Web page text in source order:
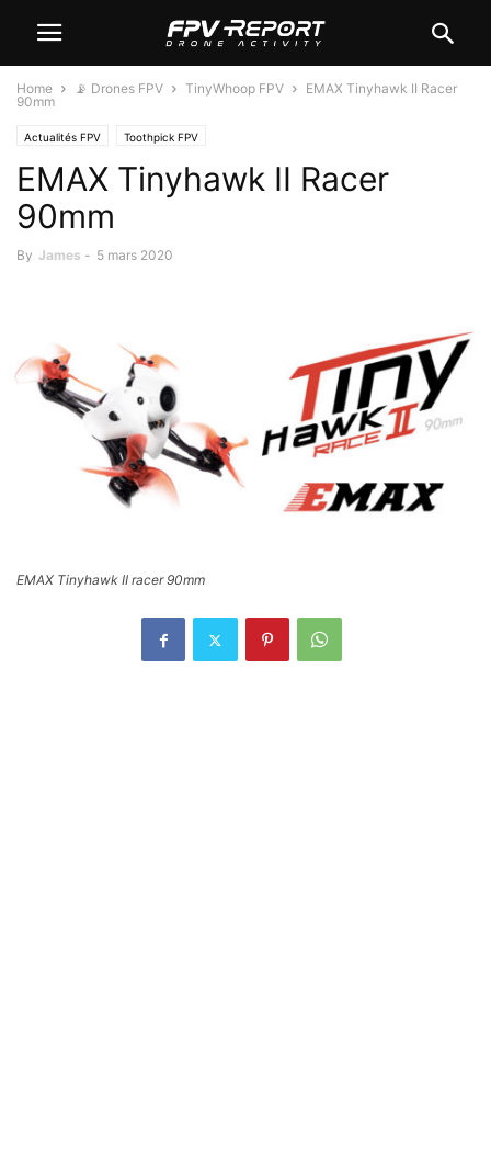
Home 📡 Drones FPV TinyWhoop FPV
EMAX Tinyhawk II Racer
90mm
Actualités FPV Toothpick FPV
EMAX Tinyhawk II Racer
90mm
By James - 5 mars 2020
EMAX Tinyhawk II racer 90mm